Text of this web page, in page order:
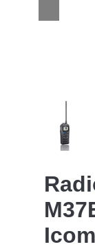
Icom